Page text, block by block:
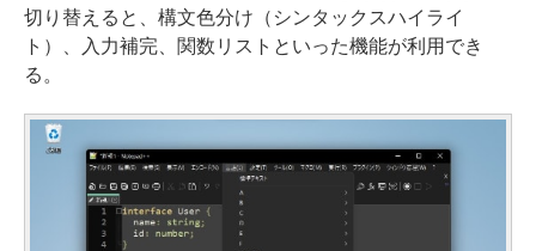
切り替えると、構文色分け（シンタックスハイライ
ト）、入力補完、関数リストといった機能が利用でき
る。